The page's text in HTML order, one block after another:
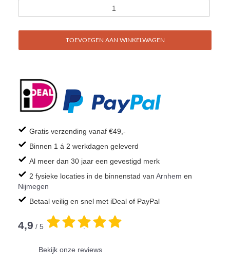
TOEVOEGEN AAN WINKELWAGEN
Gratis verzending vanaf €49,-
Binnen 1 á 2 werkdagen geleverd
Al meer dan 30 jaar een gevestigd merk
2 fysieke locaties in de binnenstad van Arnhem en
Nijmegen
Betaal veilig en snel met iDeal of PayPal
4,9 / 5 .
Bekijk onze reviews